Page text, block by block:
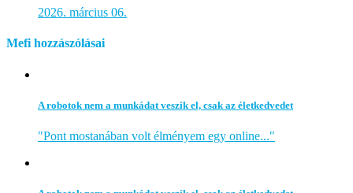
2026. március 06.
Mefi hozzászólásai
A robotok nem a munkádat veszik el, csak az életkedvedet
"Pont mostanában volt élményem egy online..."